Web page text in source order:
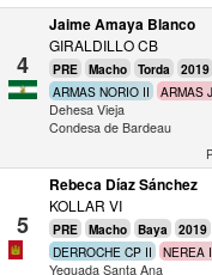
4
Jaime Amaya Blanco
GIRALDILLO CB
PRE Macho Torda 2019
ARMAS NORIO II ARMAS
Dehesa Vieja
Condesa de Bardeau
5
Rebeca Díaz Sánchez
KOLLAR VI
PRE Macho Baya 2019
DERROCHE CP II NEREA
Yeguada Santa Ana